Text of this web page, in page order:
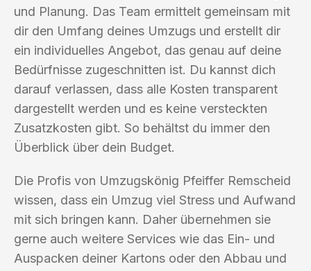
und Planung. Das Team ermittelt gemeinsam mit
dir den Umfang deines Umzugs und erstellt dir
ein individuelles Angebot, das genau auf deine
Bedürfnisse zugeschnitten ist. Du kannst dich
darauf verlassen, dass alle Kosten transparent
dargestellt werden und es keine versteckten
Zusatzkosten gibt. So behältst du immer den
Überblick über dein Budget.
Die Profis von Umzugskönig Pfeiffer Remscheid
wissen, dass ein Umzug viel Stress und Aufwand
mit sich bringen kann. Daher übernehmen sie
gerne auch weitere Services wie das Ein- und
Auspacken deiner Kartons oder den Abbau und